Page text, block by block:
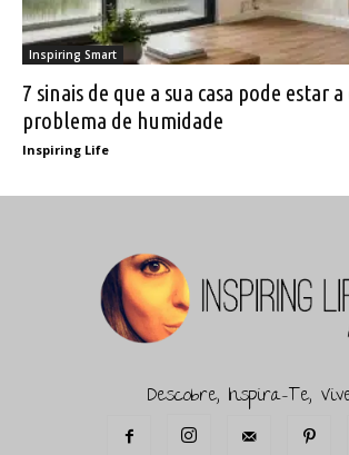
Inspiring Smart
7 sinais de que a sua casa pode estar
problema de humidade
Inspiring Life
Descobre, Inspira-Te,